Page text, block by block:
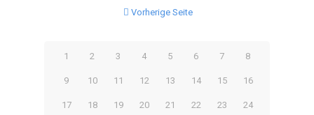
Vorherige Seite
1 2 3 4 5 6 7 8
9 10 11 12 13 14 15 16
17 18 19 20 21 22 23 24